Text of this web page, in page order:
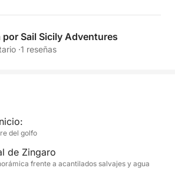
la costa norte, con paradas
Igiea, un refinado símbolo del
y su playa dorada.
podrá relajarse y disfrutar del
de nadar en las aguas
el sol y escuchar historias de la
por Sail Sicily Adventures
·1 reseñas
del golfo
de Zingaro
frente a acantilados salvajes y agua